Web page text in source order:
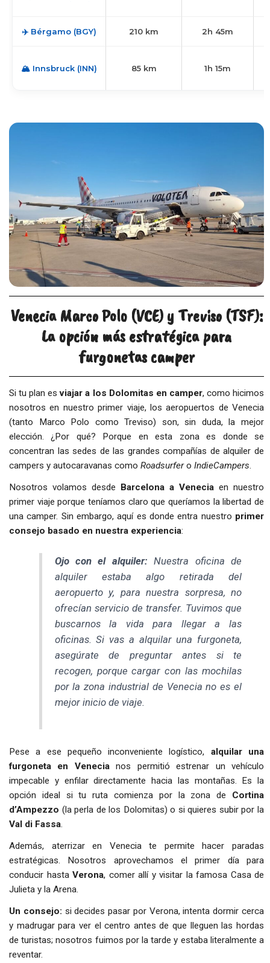
✈️ Bérgamo (BGY) 210 km 2h 45m
🏔️ Innsbruck (INN) 85 km 1h 15m
Venecia Marco Polo (VCE) y Treviso (TSF):
La opción más estratégica para
furgonetas camper
Si tu plan esviajar a los Dolomitas en camper, como hicimos
nosotros en nuestro primer viaje, los aeropuertos de Venecia
(tanto Marco Polo como Treviso) son, sin duda, la mejor
elección. ¿Por qué? Porque en esta zona es donde se
concentran las sedes de las grandes compañías de alquiler de
campers y autocaravanas como Roadsurfero IndieCampers.
Nosotros volamos desde Barcelona a Venecia en nuestro
primer viaje porque teníamos claro que queríamos la libertad de
una camper. Sin embargo, aquí es donde entra nuestro primer
consejo basado en nuestra experiencia:
Ojo con el alquiler: Nuestra oficina de
alquiler estaba algo retirada del
aeropuerto y, para nuestra sorpresa, no
ofrecían servicio de transfer. Tuvimos que
buscarnos la vida para llegar a las
oficinas. Si vas a alquilar una furgoneta,
asegúrate de preguntar antes si te
recogen, porque cargar con las mochilas
por la zona industrial de Venecia no es el
mejor inicio de viaje.
Pese a ese pequeño inconveniente logístico, alquilar una
furgoneta en Venecianos permitió estrenar un vehículo
impecable y enfilar directamente hacia las montañas. Es la
opción ideal si tu ruta comienza por la zona de Cortina
d’Ampezzo (la perla de los Dolomitas) o si quieres subir por la
Val di Fassa.
Además, aterrizar en Venecia te permite hacer paradas
estratégicas. Nosotros aprovechamos el primer día para
conducir hasta Verona, comer allí y visitar la famosa Casa de
Julieta y la Arena.
Un consejo: si decides pasar por Verona, intenta dormir cerca
y madrugar para ver el centro antes de que lleguen las hordas
de turistas; nosotros fuimos por la tarde y estaba literalmente a
reventar.